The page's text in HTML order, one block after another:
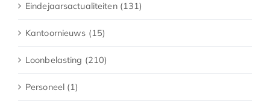
Eindejaarsactualiteiten (131)
Kantoornieuws (15)
Loonbelasting (210)
Personeel (1)